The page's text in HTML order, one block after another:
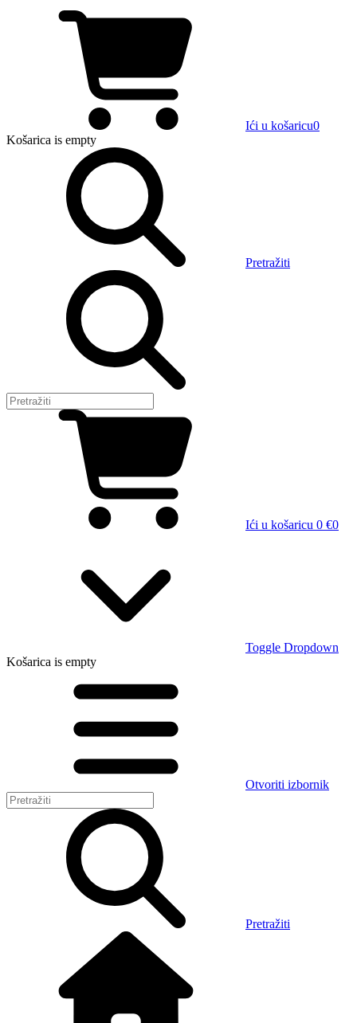
Ići u košaricu0
Košarica is empty
Pretražiti
Ići u košaricu 0 €0
Toggle Dropdown
Košarica is empty
Otvoriti izbornik
Pretražiti